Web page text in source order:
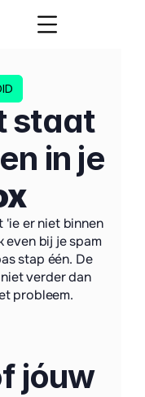
staat
'ie er niet binnen
even bij je spam
stap één. De
verder dan
probleem.
jóuw